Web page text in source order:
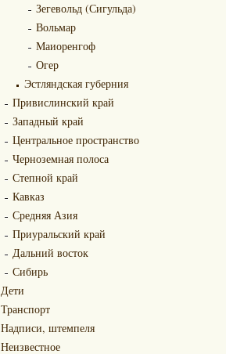
Зегевольд (Сигульда)
Вольмар
Маиоренгоф
Огер
Эстляндская губерния
Привислинский край
Западный край
Центральное пространство
Черноземная полоса
Степной край
Кавказ
Средняя Азия
Приуральский край
Дальний восток
Сибирь
Дети
Транспорт
Надписи, штемпеля
Неизвестное